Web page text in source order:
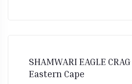
SHAMWARI EAGLE
Eastern Cape